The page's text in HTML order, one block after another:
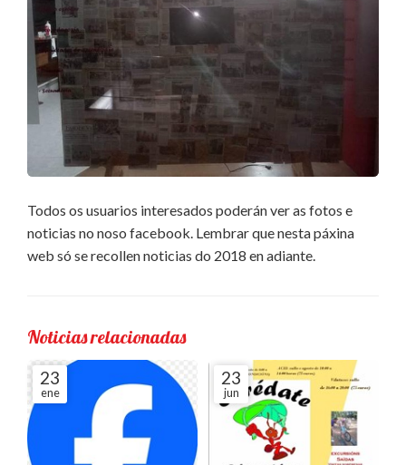
Todos os usuarios interesados poderán ver as fotos e
noticias no noso facebook. Lembrar que nesta páxina
web só se recollen noticias do 2018 en adiante.
Noticias relacionadas
23
ene
23
jun